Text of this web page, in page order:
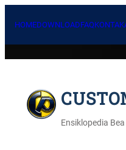
HOMEDOWNLOADFAQKONTAK
Ensiklopedia